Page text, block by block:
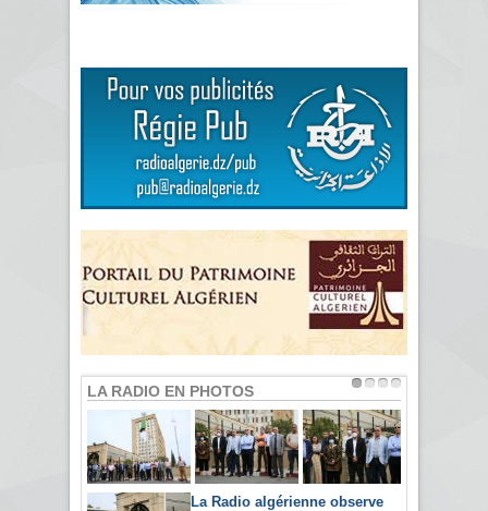
LA RADIO EN PHOTOS
La Radio algérienne observe